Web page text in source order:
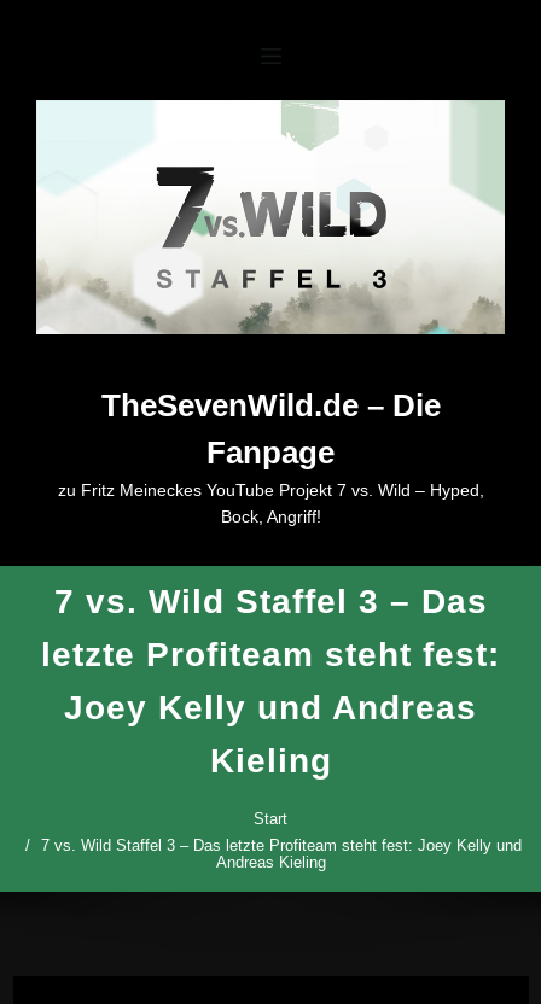
TheSevenWild.de – Die
Fanpage
zu Fritz Meineckes YouTube Projekt 7 vs. Wild – Hyped,
Bock, Angriff!
7 vs. Wild Staffel 3 – Das
letzte Profiteam steht fest:
Joey Kelly und Andreas
Kieling
Start
7 vs. Wild Staffel 3 – Das letzte Profiteam steht fest: Joey Kelly und
Andreas Kieling